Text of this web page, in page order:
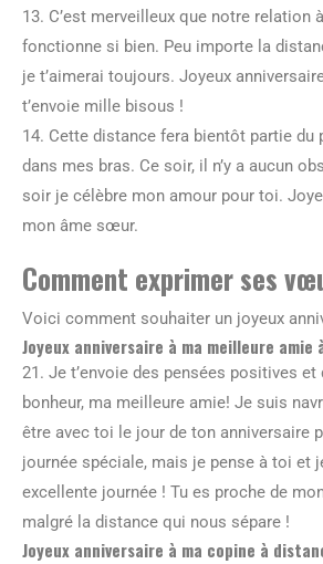
13. C’est merveilleux que notre relation
fonctionne si bien. Peu importe la
je t’aimerai toujours. Joyeux
t’envoie mille bisous !
14. Cette distance fera bientôt partie du
dans mes bras. Ce soir, il n’y a aucun
soir je célèbre mon amour pour toi.
mon âme sœur.
Comment exprimer ses
Voici comment souhaiter un joyeux
Joyeux anniversaire à ma meilleure amie
21. Je t’envoie des pensées positives
bonheur, ma meilleure amie! Je suis
être avec toi le jour de ton anniversaire
journée spéciale, mais je pense à toi et
excellente journée ! Tu es proche de
malgré la distance qui nous sépare !
Joyeux anniversaire à ma copine à